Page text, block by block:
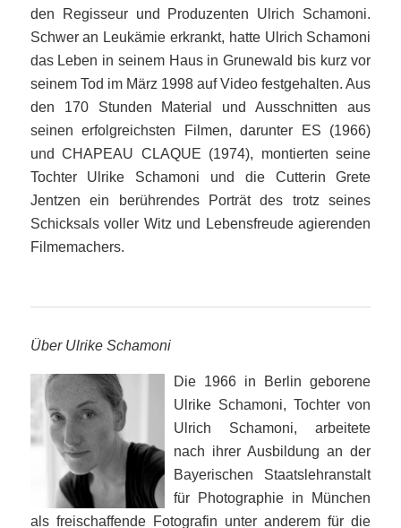
den Regisseur und Produzenten Ulrich Schamoni.
Schwer an Leukämie erkrankt, hatte Ulrich Schamoni
das Leben in seinem Haus in Grunewald bis kurz vor
seinem Tod im März 1998 auf Video festgehalten. Aus
den 170 Stunden Material und Ausschnitten aus
seinen erfolgreichsten Filmen, darunter ES (1966)
und CHAPEAU CLAQUE (1974), montierten seine
Tochter Ulrike Schamoni und die Cutterin Grete
Jentzen ein berührendes Porträt des trotz seines
Schicksals voller Witz und Lebensfreude agierenden
Filmemachers.
Über Ulrike Schamoni
Die 1966 in Berlin geborene
Ulrike Schamoni, Tochter von
Ulrich Schamoni, arbeitete
nach ihrer Ausbildung an der
Bayerischen Staatslehranstalt
für Photographie in München
als freischaffende Fotografin unter anderem für die